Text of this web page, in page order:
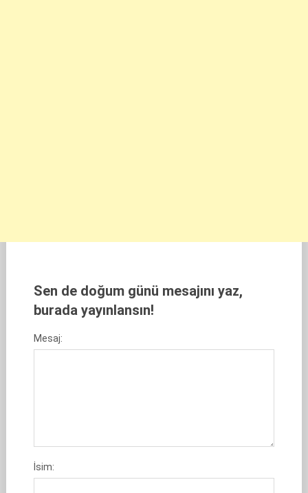
Sen de doğum günü mesajını yaz,
burada yayınlansın!
Mesaj:
İsim: